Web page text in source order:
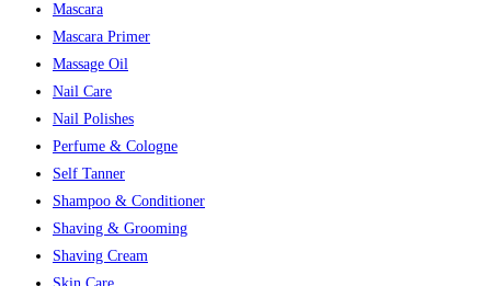
Mascara
Mascara Primer
Massage Oil
Nail Care
Nail Polishes
Perfume & Cologne
Self Tanner
Shampoo & Conditioner
Shaving & Grooming
Shaving Cream